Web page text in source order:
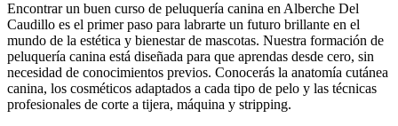
Encontrar un buen curso de peluquería canina en Alberche Del
Caudillo es el primer paso para labrarte un futuro brillante en el
mundo de la estética y bienestar de mascotas. Nuestra formación de
peluquería canina está diseñada para que aprendas desde cero, sin
necesidad de conocimientos previos. Conocerás la anatomía cutánea
canina, los cosméticos adaptados a cada tipo de pelo y las técnicas
profesionales de corte a tijera, máquina y stripping.